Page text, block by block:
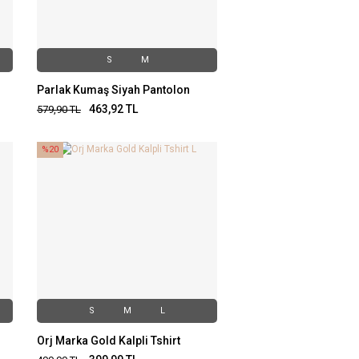
S M
Parlak Kumaş Siyah Pantolon
579,90TL 463,92TL
%20
S M L
Orj Marka Gold Kalpli Tshirt